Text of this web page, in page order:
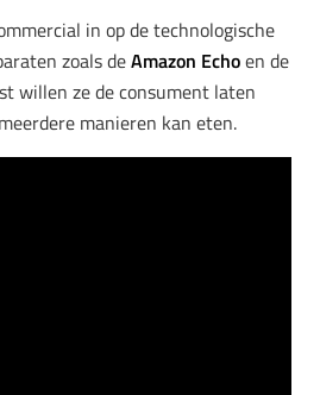
in op de technologische
zoals deAmazon Echoen de
willen ze de consument laten
manieren kan eten.